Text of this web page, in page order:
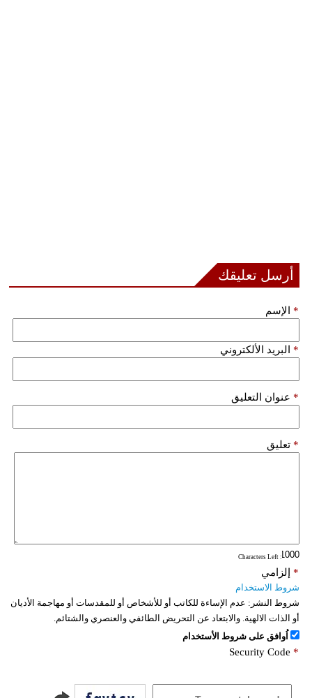
أرسل تعليقك
الإسم *
البريد الألكتروني *
عنوان التعليق *
تعليق *
: Characters Left
إلزامي *
شروط الاستخدام
شروط النشر: عدم الإساءة للكاتب أو للأشخاص أو للمقدسات أو مهاجمة الأديان
أو الذات الالهية. والابتعاد عن التحريض الطائفي والعنصري والشتائم.
اُوافق على شروط الأستخدام
Security Code *